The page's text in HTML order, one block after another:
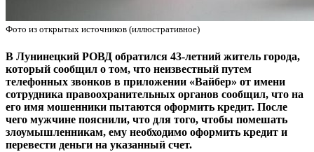
Фото из открытых источников (иллюстративное)
В Лунинецкий РОВД обратился 43-летний житель города,
который сообщил о том, что неизвестный путем
телефонных звонков в приложении «Вайбер» от имени
сотрудника правоохранительных органов сообщил, что на
его имя мошенники пытаются оформить кредит. После
чего мужчине пояснили, что для того, чтобы помешать
злоумышленникам, ему необходимо оформить кредит и
перевести деньги на указанный счет.